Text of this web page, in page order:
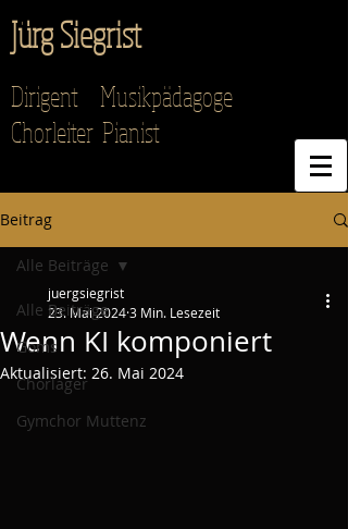
Jürg Siegrist
Dirigent Musikpädagoge
Chorleiter Pianist
Beitrag
Alle Beiträge
Goms
Chorlager
Gymchor Muttenz
Alle Beiträge
Wenn KI komponiert
juergsiegrist
23. Mai 20243 Min. Lesezeit
Aktualisiert: 26. Mai 2024